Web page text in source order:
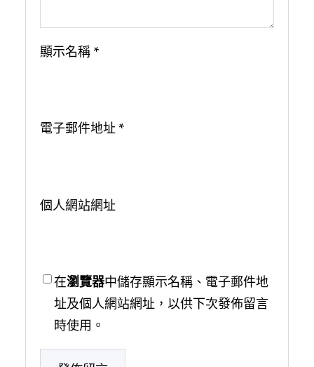
顯示名稱 *
電子郵件地址 *
個人網站網址
在瀏覽器中儲存顯示名稱、電子郵件地
址及個人網站網址，以供下次發佈留言
時使用。